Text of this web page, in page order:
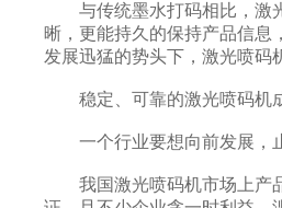
与传统墨水打码相比，激
晰，更能持久的保持产品信息
发展迅猛的势头下，激光喷码
稳定、可靠的激光喷码机
一个行业要想向前发展，止
我国激光喷码机市场上产品